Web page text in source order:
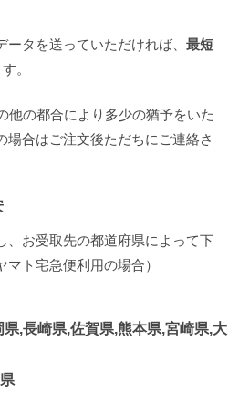
タを送っていただければ、 最短
。
他の都合により多少の猶予をいた
場合はご注文後ただちにご連絡さ
、お受取先の都道府県によって下
ト宅急便利用の場合）
,長崎県,佐賀県,熊本県,宮崎県,大